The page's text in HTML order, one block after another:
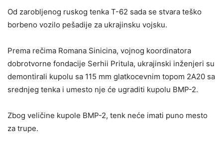
Od zarobljenog ruskog tenka T-62 sada se stvara teško
borbeno vozilo pešadije za ukrajinsku vojsku.
Prema rečima Romana Sinicina, vojnog koordinatora
dobrotvorne fondacije Serhii Pritula, ukrajinski inženjeri su
demontirali kupolu sa 115 mm glatkocevnim topom 2A20 sa
srednjeg tenka i umesto nje će ugraditi kupolu BMP-2.
Zbog veličine kupole BMP-2, tenk neće imati puno mesto
za trupe.